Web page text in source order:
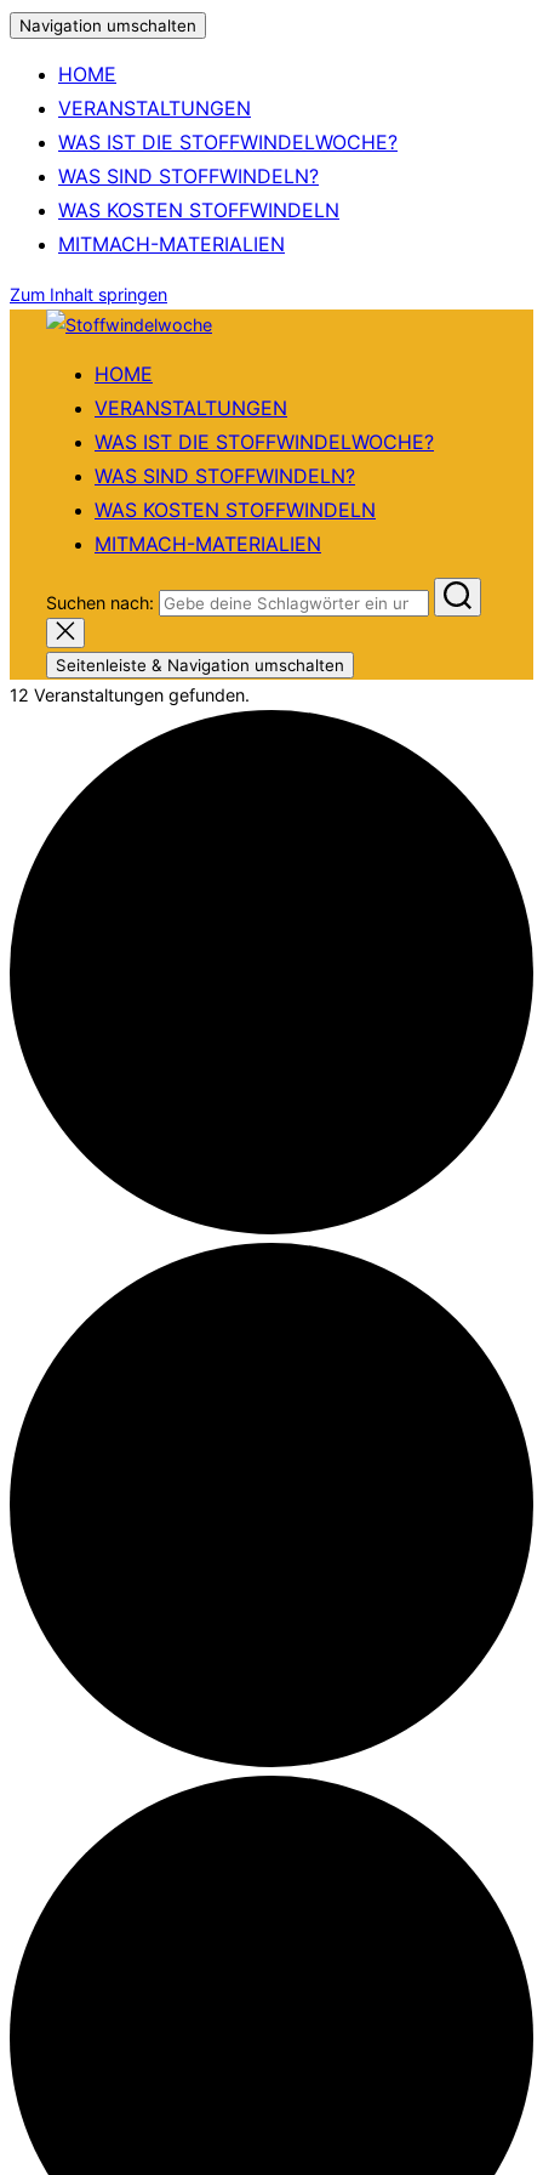
Navigation umschalten
HOME
VERANSTALTUNGEN
WAS IST DIE STOFFWINDELWOCHE?
WAS SIND STOFFWINDELN?
WAS KOSTEN STOFFWINDELN
MITMACH-MATERIALIEN
Zum Inhalt springen
HOME
VERANSTALTUNGEN
WAS IST DIE STOFFWINDELWOCHE?
WAS SIND STOFFWINDELN?
WAS KOSTEN STOFFWINDELN
MITMACH-MATERIALIEN
Suchen nach:
Seitenleiste & Navigation umschalten
12 Veranstaltungen gefunden.